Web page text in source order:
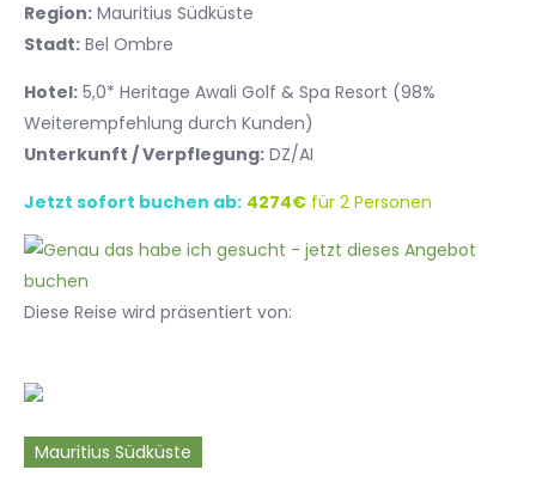
Region: Mauritius Südküste
Stadt: Bel Ombre
Hotel: 5,0* Heritage Awali Golf & Spa Resort (98%
Weiterempfehlung durch Kunden)
Unterkunft / Verpflegung: DZ/AI
Jetzt sofort buchen ab: 4274€ für 2 Personen
Diese Reise wird präsentiert von:
Mauritius Südküste